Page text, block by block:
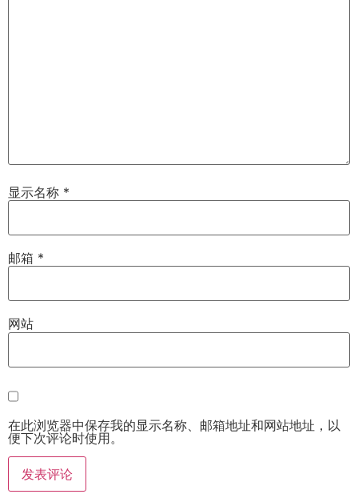
显示名称 *
邮箱 *
网站
在此浏览器中保存我的显示名称、邮箱地址和网站地址，以
便下次评论时使用。